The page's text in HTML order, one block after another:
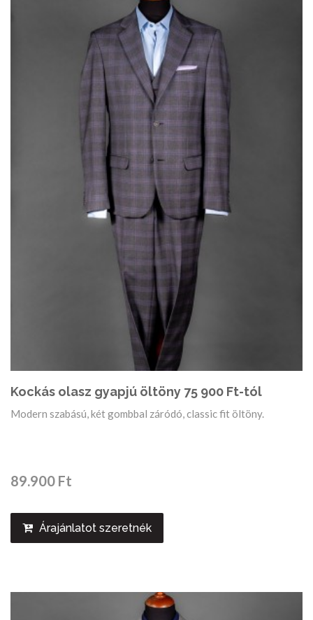
Kockás olasz gyapjú öltöny 75 900 Ft-tól
Modern szabású, két gombbal záródó, classic fit öltöny.
89.900 Ft
Árajánlatot szeretnék